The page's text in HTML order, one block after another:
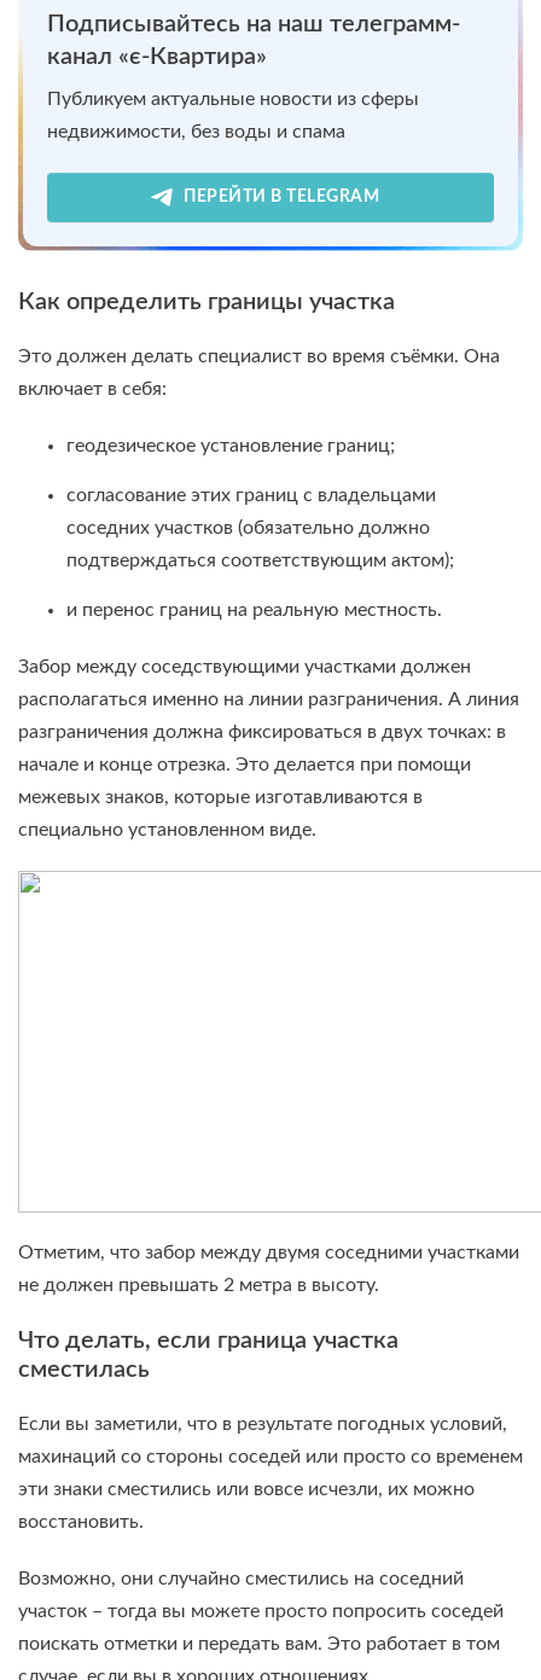
Подписывайтесь на наш телеграмм-
канал «є-Квартира»
Публикуем актуальные новости из сферы
недвижимости, без воды и спама
ПЕРЕЙТИ В TELEGRAM
Как определить границы участка
Это должен делать специалист во время съёмки. Она
включает в себя:
геодезическое установление границ;
согласование этих границ с владельцами
соседних участков (обязательно должно
подтверждаться соответствующим актом);
и перенос границ на реальную местность.
Забор между соседствующими участками должен
располагаться именно на линии разграничения. А линия
разграничения должна фиксироваться в двух точках: в
начале и конце отрезка. Это делается при помощи
межевых знаков, которые изготавливаются в
специально установленном виде.
Отметим, что забор между двумя соседними участками
не должен превышать 2 метра в высоту.
Что делать, если граница участка
сместилась
Если вы заметили, что в результате погодных условий,
махинаций со стороны соседей или просто со временем
эти знаки сместились или вовсе исчезли, их можно
восстановить.
Возможно, они случайно сместились на соседний
участок – тогда вы можете просто попросить соседей
поискать отметки и передать вам. Это работает в том